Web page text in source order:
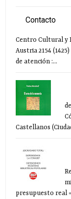
Contacto
Centro Cultural y
Austria 2154
de atención :...
Castellanos
presupuesto real